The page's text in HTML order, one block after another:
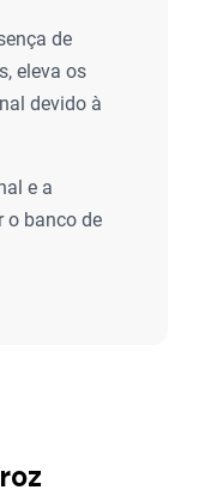
de
eleva os
devido à
e a
o banco de